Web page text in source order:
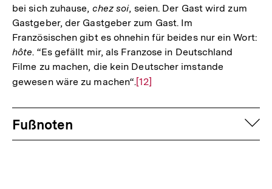
bei sich zuhause, chez soi, seien. Der Gast wird zum
Gastgeber, der Gastgeber zum Gast. Im
Französischen gibt es ohnehin für beides nur ein Wort:
hôte. “Es gefällt mir, als Franzose in Deutschland
Filme zu machen, die kein Deutscher imstande
gewesen wäre zu machen“.Zur
der
[12]
Fussnoten
Fußnoten